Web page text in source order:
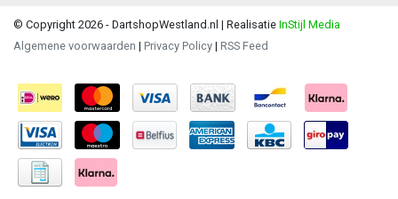
© Copyright 2026 - DartshopWestland.nl | Realisatie InStijl Media
Algemene voorwaarden | Privacy Policy | RSS Feed